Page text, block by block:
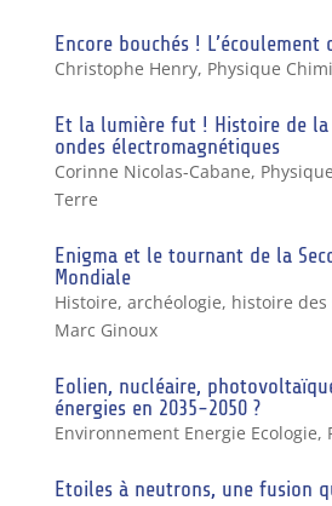
Encore bouchés ! L’écoulement
Christophe Henry, Physique
Et la lumière fut ! Histoire de la
ondes électromagnétiques
Corinne Nicolas-Cabane,
Terre
Enigma et le tournant de la
Mondiale
Histoire, archéologie, histoire des
Marc Ginoux
Eolien, nucléaire,
énergies en 2035-2050 ?
Environnement Energie Ecologie,
Etoiles à neutrons, une fusion